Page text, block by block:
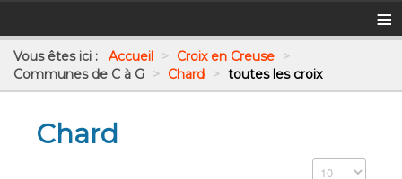
≡
Vous êtes ici : Accueil > Croix en Creuse >
Communes de C à G > Chard > toutes les croix
Chard
Affichage #